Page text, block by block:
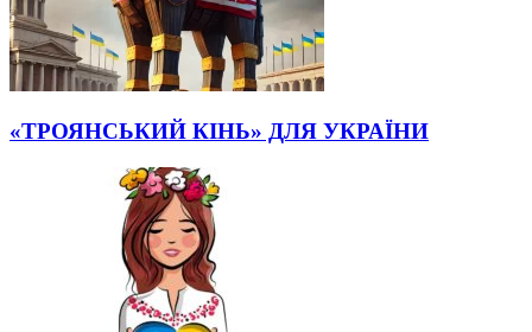
«ТРОЯНСЬКИЙ КІНЬ» ДЛЯ УКРАЇНИ